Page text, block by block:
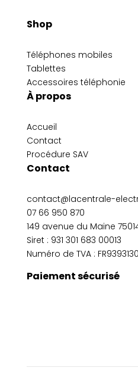
Shop
Téléphones mobiles
Tablettes
Accessoires téléphonie
À propos
Accueil
Contact
Procédure SAV
Contact
contact@lacentrale-
07 66 950 870
149 avenue du Maine
Siret : 931 301 683 00013
Numéro de TVA :
Paiement sécurisé